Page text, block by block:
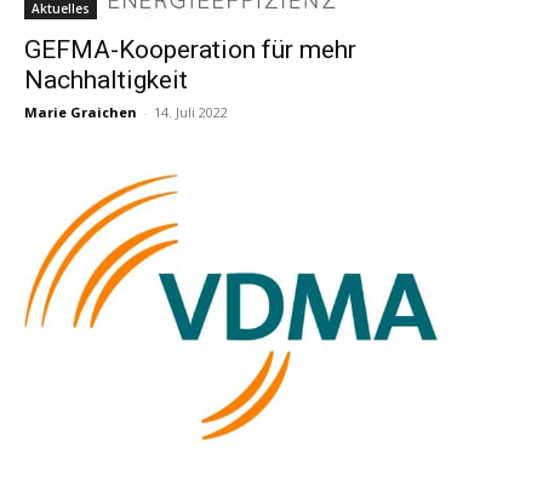
Aktuelles
GEFMA-Kooperation für mehr
Nachhaltigkeit
Marie Graichen - 14. Juli 2022